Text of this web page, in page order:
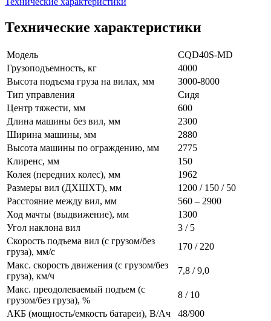
Технические характеристики
Модель
CQD40S-MD
Грузоподъемность, кг
4000
Высота подъема груза на вилах, мм
3000-8000
Тип управления
Сидя
Центр тяжести, мм
600
Длина машины без вил, мм
2300
Ширина машины, мм
2880
Высота машины по ограждению, мм
2775
Клиренс, мм
150
Колея (передних колес), мм
1962
Размеры вил (ДXШXТ), мм
1200 / 150 / 50
Расстояние между вил, мм
560 – 2900
Ход мачты (выдвижение), мм
1300
Угол наклона вил
3 / 5
Скорость подъема вил (с грузом/без
груза), мм/с
170 / 220
Макс. скорость движения (с грузом/без
груза), км/ч
7,8 / 9,0
Макс. преодолеваемый подъем (с
грузом/без груза), %
8 / 10
АКБ (мощность/емкость батареи), В/Ач
48/900